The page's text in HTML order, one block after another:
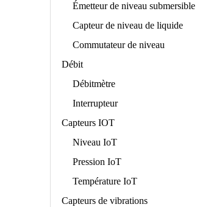
Émetteur de niveau submersible
Capteur de niveau de liquide
Commutateur de niveau
Débit
Débitmètre
Interrupteur
Capteurs IOT
Niveau IoT
Pression IoT
Température IoT
Capteurs de vibrations